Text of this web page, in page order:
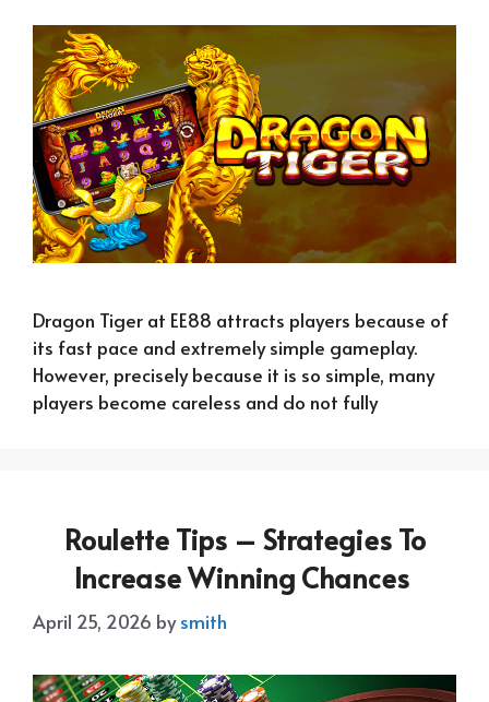
Dragon Tiger at EE88 attracts players because of
its fast pace and extremely simple gameplay.
However, precisely because it is so simple, many
players become careless and do not fully
Roulette Tips – Strategies To
Increase Winning Chances
April 25, 2026 bysmith